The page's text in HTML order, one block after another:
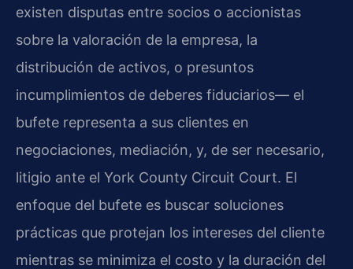
existen disputas entre socios o accionistas
sobre la valoración de la empresa, la
distribución de activos, o presuntos
incumplimientos de deberes fiduciarios— el
bufete representa a sus clientes en
negociaciones, mediación, y, de ser necesario,
litigio ante el York County Circuit Court. El
enfoque del bufete es buscar soluciones
prácticas que protejan los intereses del cliente
mientras se minimiza el costo y la duración del